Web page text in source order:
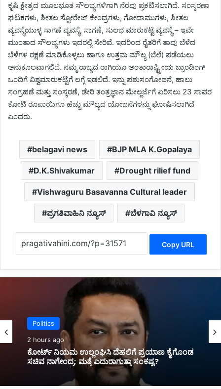
ಕೃಷಿ ಕ್ಷೇತ್ರದ ಮೂಲಭೂತ ಸೌಲಭ್ಯಗಳಿಗಾಗಿ ನೆರವು ಪ್ರಕಟಿಸಲಾಗಿದೆ. ಸಂಸ್ಕರಣಾ
ಘಟಕಗಳು, ಶೀತಲ ಸ್ಟೋರೇಜ್‌ ಕೇಂದ್ರಗಳು, ಗೋದಾಮುಗಳು, ಶೀತಲ
ವ್ಯವಸ್ಥೆಯುಳ್ಳ ಸಾಗಣೆ ವ್ಯವಸ್ಥೆ, ಸಾಗಣೆ, ಸುಲಭ ಮಾರುಕಟ್ಟೆ ವ್ಯವಸ್ಥೆ – ಇವೇ
ಮುಂತಾದ ಸೌಲಭ್ಯಗಳು ಇದರಲ್ಲಿ ಸೇರಿವೆ. ಇದರಿಂದ ರೈತರಿಗೆ ತಾವು ಬೆಳೆದ
ಬೆಳೆಗಳ ರಕ್ಷಣೆ ಮಾಡಿಕೊಳ್ಳಲು ಹಾಗೂ ಉತ್ತಮ ಮೌಲ್ಯ (ಬೆಲೆ) ಪಡೆಯಲು
ಅನುಕೂಲವಾಗಲಿದೆ. ನಮ್ಮ ರಾಜ್ಯದ ರಾಗಿಯೂ ಅಂತಾರಾಷ್ಟ್ರೀಯ ಬ್ರಾಂಡಿಂಗ್‌
ಒಂದಿಗೆ ವಿಶ್ವಮಾರುಕಟ್ಟೆಗೆ ಲಗ್ಗೆ ಇಡಲಿದೆ. ಇನ್ನು ಪಶುಸಂಗೋಪನೆ, ಹಾಲು
ಸಂಗ್ರಹಣೆ ಮತ್ತು ಸಂಸ್ಕರಣೆ, ಡೇರಿ ತಂತ್ರಜ್ಞಾನ ಮೇಲ್ದರ್ಜೆಗೆ ಏರಿಸಲು 23 ಸಾವರ
ಕೋಟಿ ರೂಪಾಯಿಗೂ ಹೆಚ್ಚು ಮೌಲ್ಯದ ಯೋಜನೆಗಳನ್ನು ಘೋಷಿಸಲಾಗಿದೆ
ಎಂದರು.
belagavi news BJP MLA K.Gopalaya
D.K.Shivakumar Drought rilief fund
Vishwaguru Basavanna Cultural leader
ಪ್ರಗತಿವಾಹಿನಿ ನ್ಯೂಸ್ ಬೆಳಗಾವಿ ನ್ಯೂಸ್
Copy URL
Politics
3 hours ago
*ಉತ್ತರ ಕರ್ನಾಟಕದ ಬಡ ಪ್ರತಿಭಾವಂತ ಮಕ್ಕಳಿಗೆ
ಗುಣಮಟ್ಟದ ತರಬೇತಿ *